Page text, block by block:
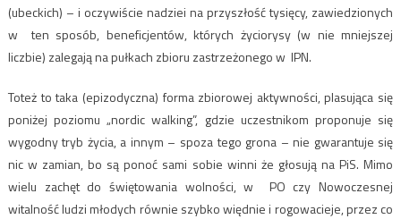
(ubeckich) – i oczywiście nadziei na przyszłość tysięcy, zawiedzionych
w ten sposób, beneficjentów, których życiorysy (w nie mniejszej
liczbie) zalegają na pułkach zbioru zastrzeżonego w IPN.
Toteż to taka (epizodyczna) forma zbiorowej aktywności, plasująca się
poniżej poziomu „nordic walking”, gdzie uczestnikom proponuje się
wygodny tryb życia, a innym – spoza tego grona – nie gwarantuje się
nic w zamian, bo są ponoć sami sobie winni że głosują na PiS. Mimo
wielu zachęt do świętowania wolności, w PO czy Nowoczesnej
witalność ludzi młodych równie szybko więdnie i rogowacieje, przez co